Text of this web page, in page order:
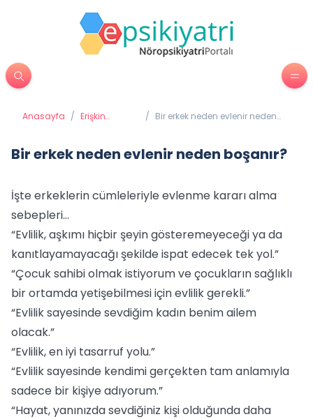
Anasayfa / Erişkin
/ Bir erkek neden evlenir neden
Bir erkek neden evlenir neden boşanır?
İşte erkeklerin cümleleriyle evlenme kararı alma
sebepleri...
“Evlilik, aşkımı hiçbir şeyin gösteremeyeceği ya da
kanıtlayamayacağı şekilde ispat edecek tek yol.”
“Çocuk sahibi olmak istiyorum ve çocukların sağlıklı
bir ortamda yetişebilmesi için evlilik gerekli.”
“Evlilik sayesinde sevdiğim kadın benim ailem
olacak.”
“Evlilik, en iyi tasarruf yolu.”
“Evlilik sayesinde kendimi gerçekten tam anlamıyla
sadece bir kişiye adıyorum.”
“Hayat, yanınızda sevdiğiniz kişi olduğunda daha